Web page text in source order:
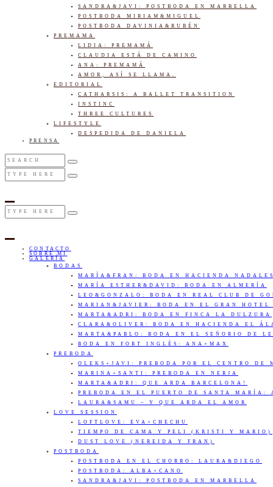
SANDRA&JAVI: POSTBODA EN MARBELLA
POSTBODA MIRIAM&MIGUEL
POSTBODA DAVINIA&RUBÉN
PREMAMA
LIDIA: PREMAMÁ
CLAUDIA ESTÁ DE CAMINO
ANA: PREMAMÁ
AMOR, ASÍ SE LLAMA.
EDITORIAL
CATHARSIS: A BALLET TRANSITION
INSTINC
THREE CULTURES
LIFESTYLE
DESPEDIDA DE DANIELA
PRENSA
CONTACTO
SOBRE MI
GALERÍA
BODAS
MARÍA&FRAN: BODA EN HACIENDA NADALES
MARÍA ESTHER&DAVID: BODA EN ALMERÍA
LEO&GONZALO: BODA EN REAL CLUB DE
MARIAN&JAVIER: BODA EN EL GRAN HOTEL
MARTA&ADRI: BODA EN FINCA LA DULZURA
CLARA&OLIVER: BODA EN HACIENDA EL
MARTA&PABLO: BODA EN EL SEÑORIO DE
BODA EN FORT INGLÉS: ANA+MAX
PREBODA
OLEKS+JAVI: PREBODA POR EL CENTRO DE
MARINA+SANTI: PREBODA EN NERJA
MARTA&ADRI: QUE ARDA BARCELONA!
PREBODA EN EL PUERTO DE SANTA MARÍA:
LAURA&SAMU – Y QUE ARDA EL AMOR
LOVE SESSION
LOFTLOVE: EVA+CHECHU
TIEMPO DE CAMA Y PELI (KRISTI Y MARIO)
DUST LOVE (NEREIDA Y FRAN)
POSTBODA
POSTBODA EN EL CHORRO: LAURA&DIEGO
POSTBODA: ALBA+CANO
SANDRA&JAVI: POSTBODA EN MARBELLA